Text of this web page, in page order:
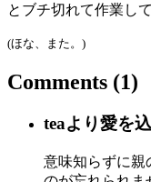
とブチ切れて作業し
(ほな、また。)
Comments (1)
teaより愛を
意味知らずに親